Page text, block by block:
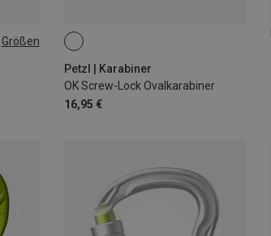
Größen
Petzl | Karabiner
OK Screw-Lock Ovalkarabiner
16,95 €